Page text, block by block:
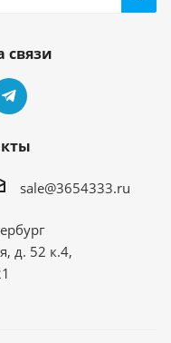
связи
sale@3654333.ru
д. 52 к.4,